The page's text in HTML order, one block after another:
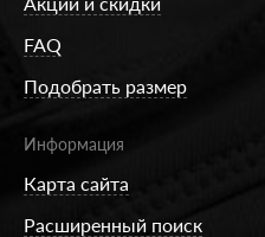
FAQ
Подобрать размер
Информация
Карта сайта
Расширенный поиск